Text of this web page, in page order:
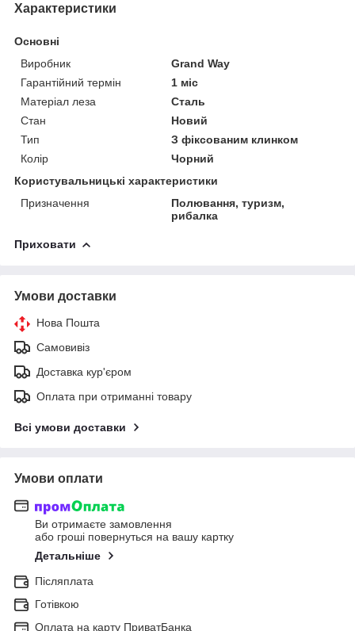
Характеристики
Основні
Виробник
Grand Way
Гарантійний термін
1 міс
Матеріал леза
Сталь
Стан
Новий
Тип
З фіксованим клинком
Колір
Чорний
Користувальницькі характеристики
Призначення
Полювання, туризм,
рибалка
Приховати
Умови доставки
Нова Пошта
Самовивіз
Доставка кур'єром
Оплата при отриманні товару
Всі умови доставки
Умови оплати
Ви отримаєте замовлення
або гроші повернуться на вашу картку
Детальніше
Післяплата
Готівкою
Оплата на карту ПриватБанка